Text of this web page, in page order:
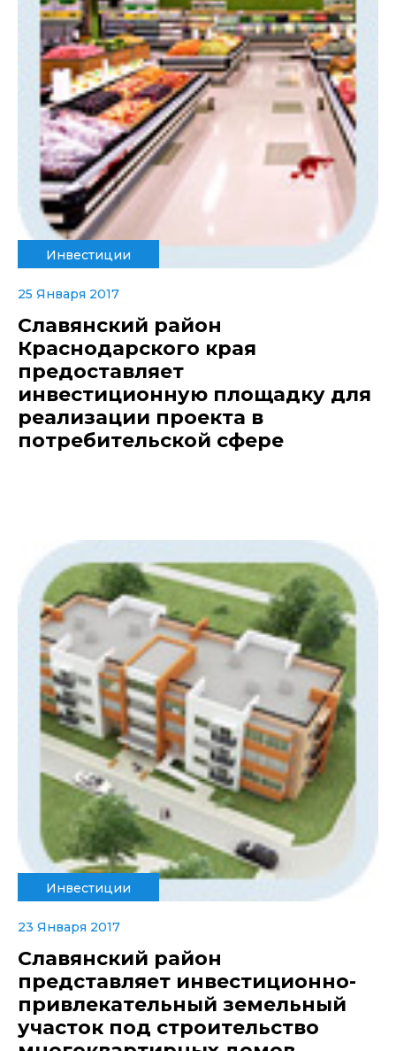
Инвестиции
25 Января 2017
Славянский район
Краснодарского края
предоставляет
инвестиционную площадку для
реализации проекта в
потребительской сфере
Инвестиции
23 Января 2017
Славянский район
представляет инвестиционно-
привлекательный земельный
участок под строительство